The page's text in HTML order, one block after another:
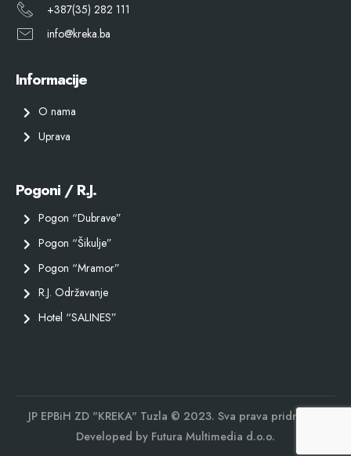
+387(35) 282 111
info@kreka.ba
Informacije
O nama
Uprava
Pogoni / R.J.
Pogon “Dubrave”
Pogon “Šikulje”
Pogon “Mramor”
R.J. Održavanje
Hotel “SALINES”
JP EPBiH ZD "KREKA" Tuzla © 2023. Sva prava pridržana.
Developed by Futura Multimedia d.o.o.